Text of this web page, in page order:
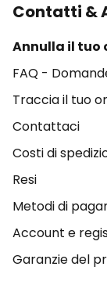
Contatti &
Annulla il tuo
FAQ -
Traccia il tuo
Contattaci
Costi di
Resi
Metodi di
Account e
Garanzie del